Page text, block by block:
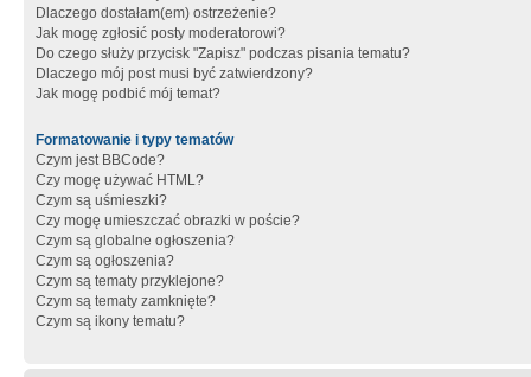
Dlaczego dostałam(em) ostrzeżenie?
Jak mogę zgłosić posty moderatorowi?
Do czego służy przycisk "Zapisz" podczas pisania tematu?
Dlaczego mój post musi być zatwierdzony?
Jak mogę podbić mój temat?
Formatowanie i typy tematów
Czym jest BBCode?
Czy mogę używać HTML?
Czym są uśmieszki?
Czy mogę umieszczać obrazki w poście?
Czym są globalne ogłoszenia?
Czym są ogłoszenia?
Czym są tematy przyklejone?
Czym są tematy zamknięte?
Czym są ikony tematu?